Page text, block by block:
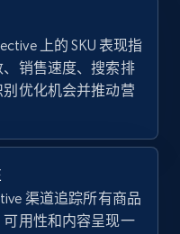
Currency, Initial
and more.
上的 SKU 表现指
销售速度、搜索排
优化机会并推动营
渠道追踪所有商品
用性和内容呈现一